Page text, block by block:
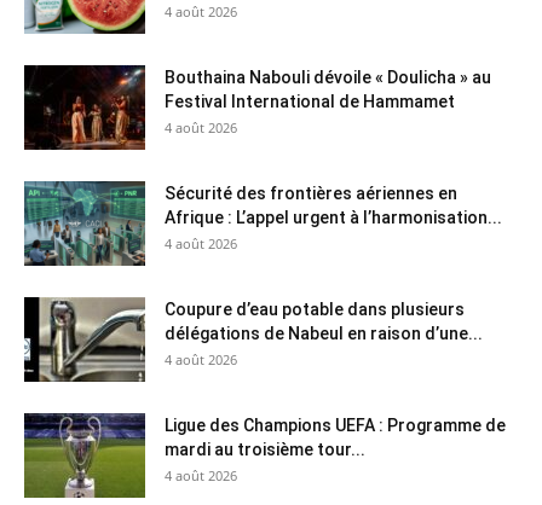
4 août 2026
Bouthaina Nabouli dévoile « Doulicha » au
Festival International de Hammamet
4 août 2026
Sécurité des frontières aériennes en
Afrique : L’appel urgent à l’harmonisation...
4 août 2026
Coupure d’eau potable dans plusieurs
délégations de Nabeul en raison d’une...
4 août 2026
Ligue des Champions UEFA : Programme de
mardi au troisième tour...
4 août 2026